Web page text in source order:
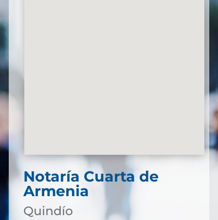
Notaría Cuarta de
Armenia
Quindío